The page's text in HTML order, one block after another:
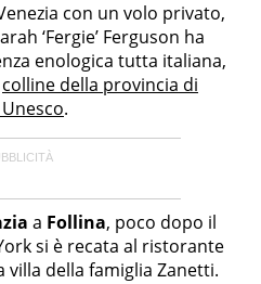
con un volo privato,
‘Fergie’ Ferguson ha
enologica tutta italiana,
colline della provincia di
.
a Follina, poco dopo il
si è recata al ristorante
villa della famiglia Zanetti.